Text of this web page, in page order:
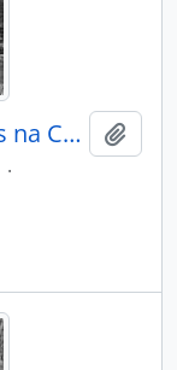
Casamento - Mesa de festejos na Casa das Cerejeiras
·